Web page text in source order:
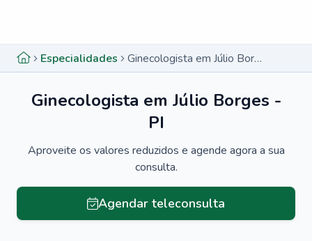
Especialidades Ginecologista em Júlio Borges - PI
Ginecologista em Júlio Borges -
PI
Aproveite os valores reduzidos e agende agora a sua
consulta.
Agendar teleconsulta